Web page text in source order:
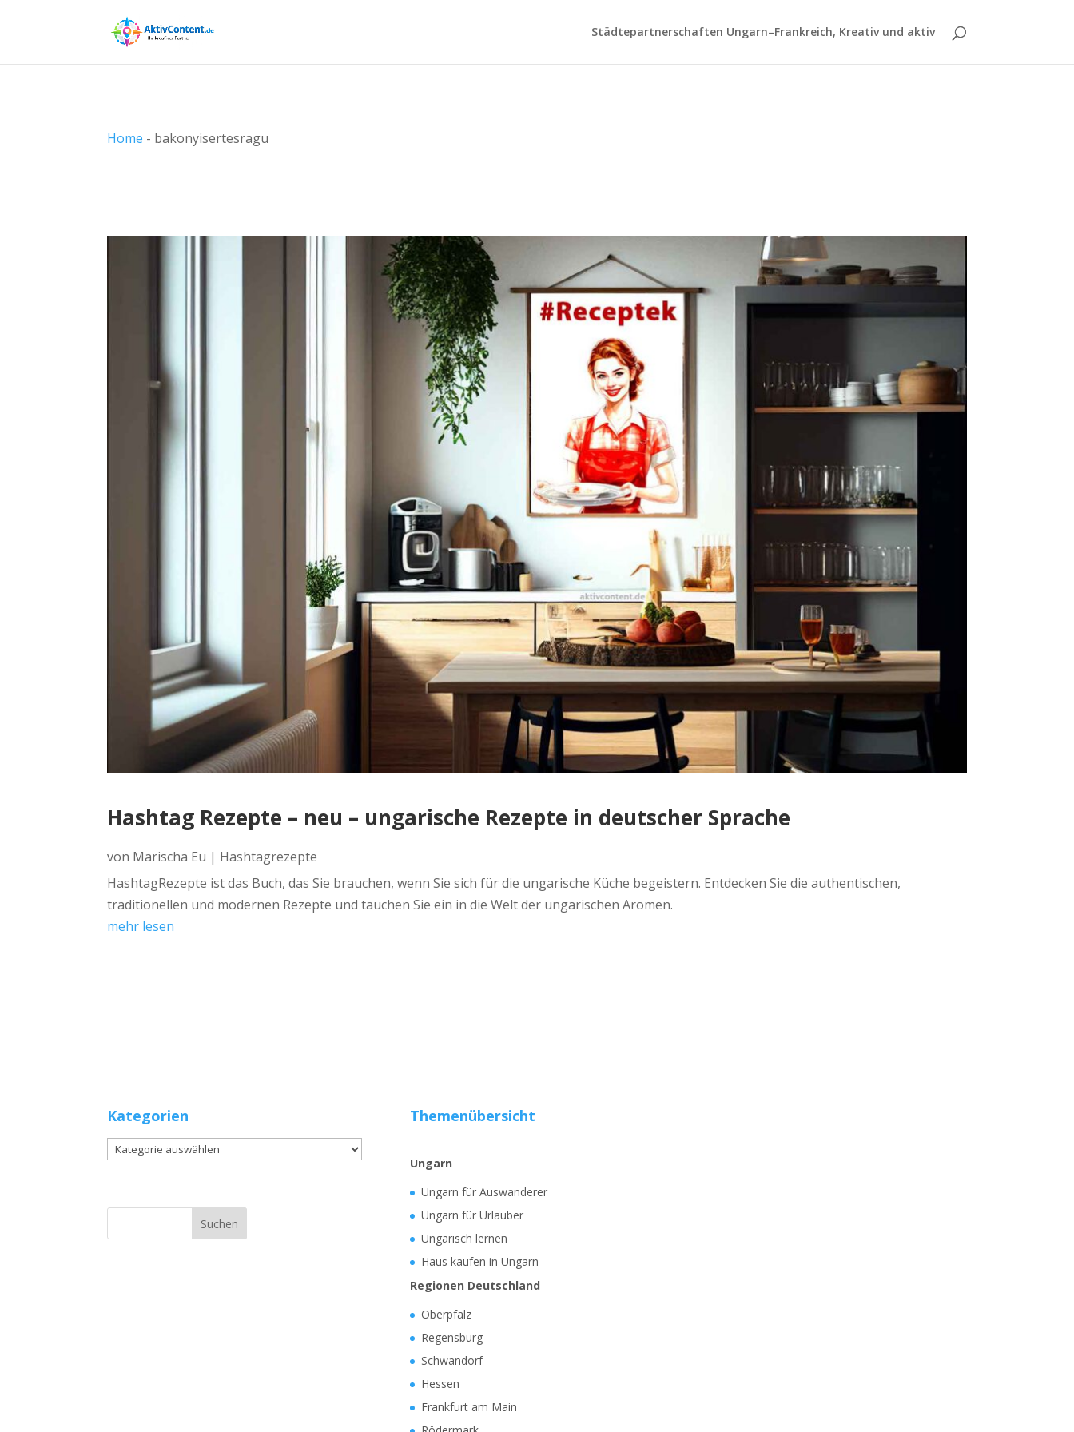
Städtepartnerschaften Ungarn–Frankreich, Kreativ und aktiv
Home - bakonyisertesragu
Hashtag Rezepte – neu – ungarische Rezepte in deutscher Sprache
von Marischa Eu | Hashtagrezepte
HashtagRezepte ist das Buch, das Sie brauchen, wenn Sie sich für die ungarische Küche begeistern. Entdecken Sie die authentischen,
traditionellen und modernen Rezepte und tauchen Sie ein in die Welt der ungarischen Aromen.
mehr lesen
Kategorien
Kategorien
Themenübersicht
Ungarn
Ungarn für Auswanderer
Ungarn für Urlauber
Ungarisch lernen
Haus kaufen in Ungarn
Regionen Deutschland
Oberpfalz
Regensburg
Schwandorf
Hessen
Frankfurt am Main